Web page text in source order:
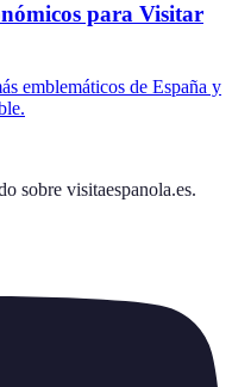
para Visitar
emblemáticos de España y
sobre visitaespanola.es.